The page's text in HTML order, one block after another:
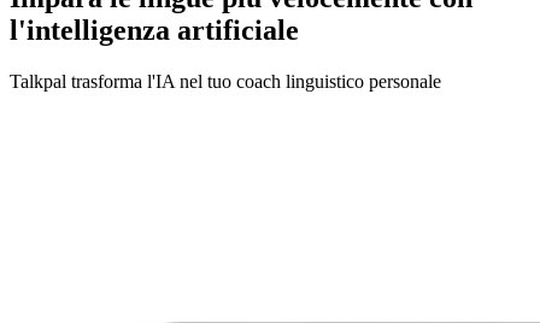
l'intelligenza artificiale
Talkpal trasforma l'IA nel tuo coach linguistico personale